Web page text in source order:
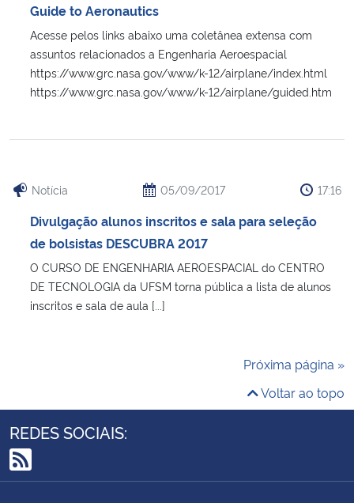
Guide to Aeronautics
Acesse pelos links abaixo uma coletânea extensa com
assuntos relacionados a Engenharia Aeroespacial
https://www.grc.nasa.gov/www/k-12/airplane/index.html
https://www.grc.nasa.gov/www/k-12/airplane/guided.htm
Notícia 05/09/2017 17:16
Divulgação alunos inscritos e sala para seleção
de bolsistas DESCUBRA 2017
O CURSO DE ENGENHARIA AEROESPACIAL do CENTRO
DE TECNOLOGIA da UFSM torna pública a lista de alunos
inscritos e sala de aula [...]
Próxima página »
Voltar ao topo
REDES SOCIAIS:
RSS